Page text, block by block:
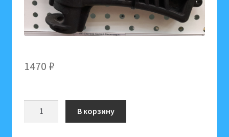
1470 ₽
В корзину